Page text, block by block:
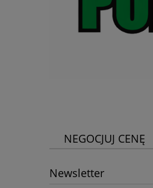
NEGOCJUJ CENĘ
Newsletter